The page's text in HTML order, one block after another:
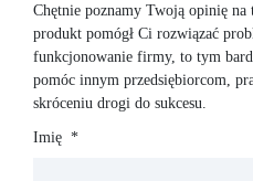
Chętnie poznamy Twoją opinię na
produkt pomógł Ci rozwiązać
funkcjonowanie firmy, to tym
pomóc innym przedsiębiorcom,
skróceniu drogi do sukcesu.
Imię *